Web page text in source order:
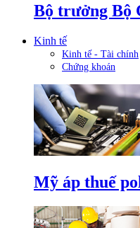
Bộ trưởng Bộ
Kinh tế
Kinh tế - Tài chính
Chứng khoán
Mỹ áp thuế